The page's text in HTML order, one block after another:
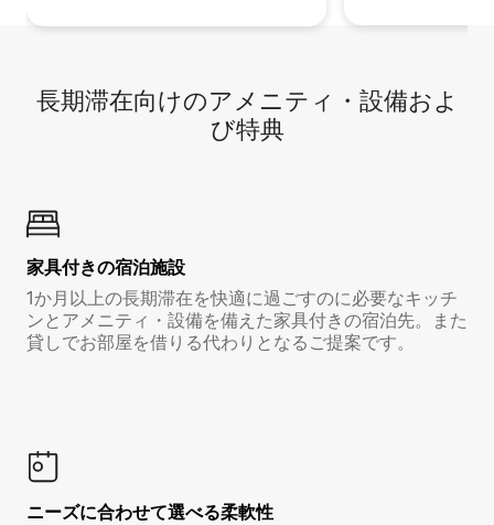
長期滞在向け⁠のア⁠メ⁠ニ⁠テ⁠ィ⁠・設⁠備⁠およ
び特⁠典
家具付き⁠の宿⁠泊⁠施⁠設
1か月以上の長期滞在を快適に過ごすのに必要なキッチ
ンとアメニティ・設備を備えた家具付きの宿泊先。また
貸しでお部屋を借りる代わりとなるご提案です。
ニーズに合わせて選べる柔軟性